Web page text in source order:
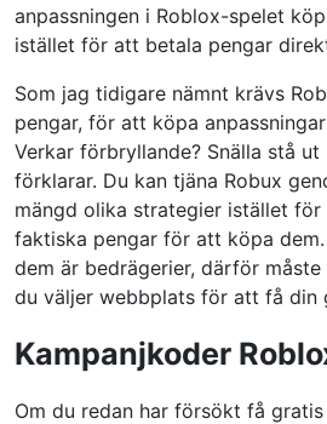
anpassningen i Roblox-spelet
istället för att betala pengar
Som jag tidigare nämnt krävs
pengar, för att köpa
Verkar förbryllande? Snälla stå
förklarar. Du kan tjäna Robux
mängd olika strategier istället
faktiska pengar för att köpa
dem är bedrägerier, därför
du väljer webbplats för att få din
Kampanjkoder
Om du redan har försökt få